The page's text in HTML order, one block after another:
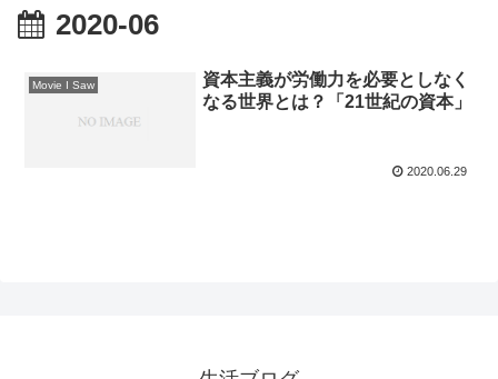
2020-06
Movie I Saw
資本主義が労働力を必要としなく
なる世界とは？「21世紀の資本」
2020.06.29